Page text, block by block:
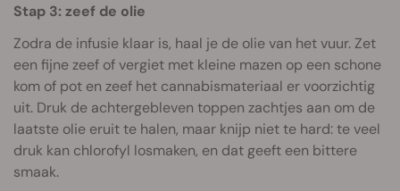
Stap 3: zeef de olie
Zodra de infusie klaar is, haal je de olie van het vuur. Zet
een fijne zeef of vergiet met kleine mazen op een schone
kom of pot en zeef het cannabismateriaal er voorzichtig
uit. Druk de achtergebleven toppen zachtjes aan om de
laatste olie eruit te halen, maar knijp niet te hard: te veel
druk kan chlorofyl losmaken, en dat geeft een bittere
smaak.